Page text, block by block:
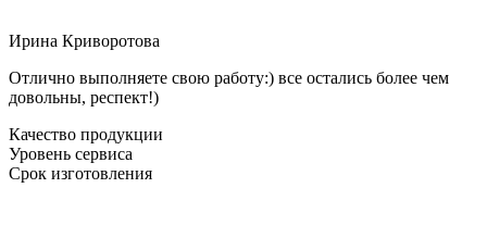
Ирина Криворотова
Отлично выполняете свою работу:) все остались более чем
довольны, респект!)
Качество продукции
Уровень сервиса
Срок изготовления